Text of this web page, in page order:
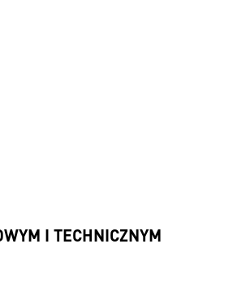
I TECHNICZNYM